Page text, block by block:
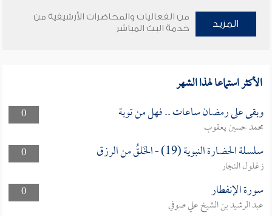
المزيد
من الفعاليات والمحاضرات الأرشيفية من
خدمة البث المباشر
الأكثر استماعا لهذا الشهر
0 وبقى على رمضان ساعات .. فهل من توبة
محمد حسين يعقوب
0
سلسلة الحضارة النبوية (19) - الخَلقُ من الرزق
زغلول النجار
0
سورة الإنفطار
عبد الرشيد بن الشيخ علي صوفي